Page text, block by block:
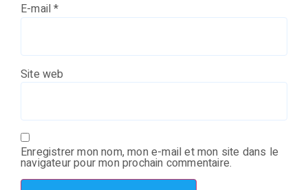
E-mail*
Site web
Enregistrer mon nom, mon e-mail et mon site dans le
navigateur pour mon prochain commentaire.